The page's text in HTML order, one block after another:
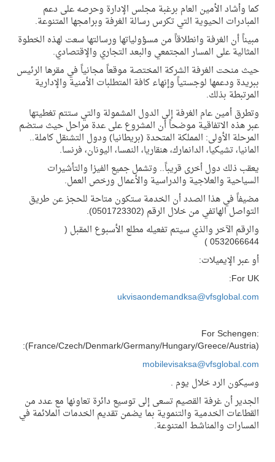
كما وأشاد الأمين العام برغبة مجلس الإدارة وحرصه على دعم
المبادرات الحيوية التي تكرس رسالة الغرفة وبرامجها المتنوعة.
مبيناً أن الغرفة وانطلاقاً من مسؤولياتها ورسالتها سعت لهذه الخطوة
المثالية على المسار المجتمعي والبعد التجاري والإقتصادي.
حيث منحت الغرفة الشركة المختصة موقعاً مجانياً في مقرها الرئيس
ببريدة ودعمها لوجستياً وإنهاء كافة المتطلبات الأمنية والإدارية
المرتبطة بذلك.
وتطرق أمين عام الغرفة إلى الدول المشمولة والتي ستتم تغطيتها
عبر هذه الاتفاقية موضحاً أن المشروع على عدة مراحل حيث ستضم
المرحلة الأولى: المملكة المتحدة (بريطانيا) ودول التشنقل كاملة..
المانيا، تشيكيا، الدانمارك، هنقاريا، النمسا، اليونان، فرنسا.
يعقب ذلك دول أخرى قريباً.. وتشمل جميع الفيزا والتأشيرات
السياحية والعلاجية والدراسية والأعمال ورخص العمل.
مضيفاً في هذا الصدد أن الخدمة ستكون متاحة للحجز عن طريق
التواصل الهاتفي من خلال الرقم (0501723302).
والرقم الآخر والذي سيتم تفعيله مطلع الأسبوع المقبل (
0532066644 )
أو عبر الإيميلات:
For UK:
ukvisaondemandksa@vfsglobal.com
:For Schengen
(France/Czech/Denmark/Germany/Hungary/Greece/Austria):
mobilevisaksa@vfsglobal.com
وسيكون الرد خلال يوم .
الجدير أن غرفة القصيم تسعى إلى توسيع دائرة تعاونها مع عدد من
القطاعات الخدمية والتنموية بما يضمن تقديم الخدمات الملائمة في
المسارات والمناشط المتنوعة.